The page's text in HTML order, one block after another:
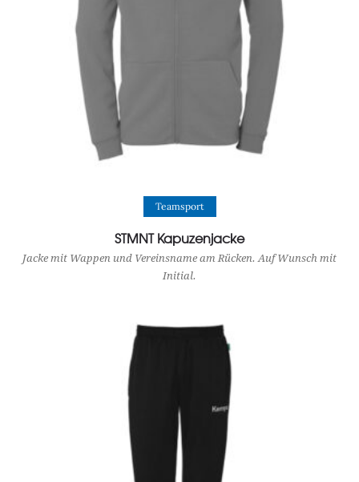
View Product
Teamsport
STMNT Kapuzenjacke
Jacke mit Wappen und Vereinsname am Rücken. Auf Wunsch mit
Initial.